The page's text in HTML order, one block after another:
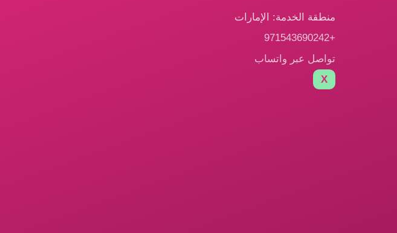
منطقة الخدمة: الإمارات
+971543690242
تواصل عبر واتساب
X